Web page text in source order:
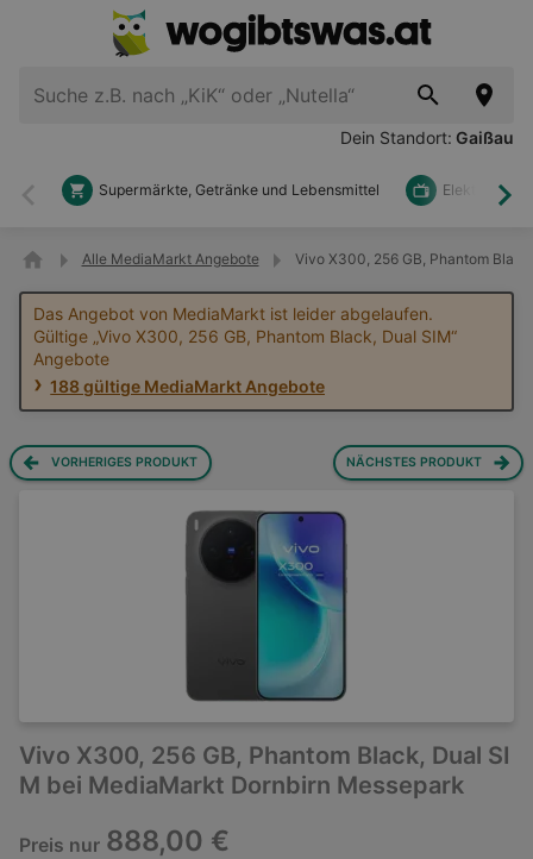
Dein Standort: Gaißau
Zurück
Supermärkte, Getränke und Lebensmittel Elektronik
Alle MediaMarkt Angebote Vivo X300, 256 GB, Phantom
Das Angebot von MediaMarkt ist leider abgelaufen.
Gültige „Vivo X300, 256 GB, Phantom Black, Dual SIM“
Angebote
188 gültige MediaMarkt Angebote
VORHERIGES PRODUKT NÄCHSTES PRODUKT
Vivo X300, 256 GB, Phantom Black, Dual SI
M bei MediaMarkt Dornbirn Messepark
Preis nur 888,00 €